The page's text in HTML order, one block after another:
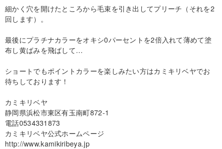
細かく穴を開けたところから毛束を引き出してプリーチ（それを2
回します）。
最後にプラチナカラーをオキシ0パーセントを2倍入れて薄めて塗
布し黄ばみを飛ばして…
ショートでもポイントカラーを楽しみたい方はカミキリベヤでお
待ちしております！
カミキリベヤ
静岡県浜松市東区有玉南町872-1
電話0534331873
カミキリベヤ公式ホームページ
http://www.kamikiribeya.jp